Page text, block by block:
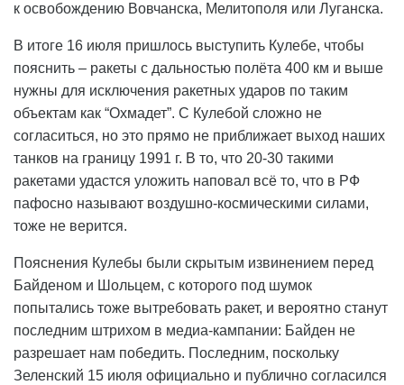
к освобождению Вовчанска, Мелитополя или Луганска.
В итоге 16 июля пришлось выступить Кулебе, чтобы
пояснить – ракеты с дальностью полёта 400 км и выше
нужны для исключения ракетных ударов по таким
объектам как “Охмадет”. С Кулебой сложно не
согласиться, но это прямо не приближает выход наших
танков на границу 1991 г. В то, что 20-30 такими
ракетами удастся уложить наповал всё то, что в РФ
пафосно называют воздушно-космическими силами,
тоже не верится.
Пояснения Кулебы были скрытым извинением перед
Байденом и Шольцем, с которого под шумок
попытались тоже вытребовать ракет, и вероятно станут
последним штрихом в медиа-кампании: Байден не
разрешает нам победить. Последним, поскольку
Зеленский 15 июля официально и публично согласился